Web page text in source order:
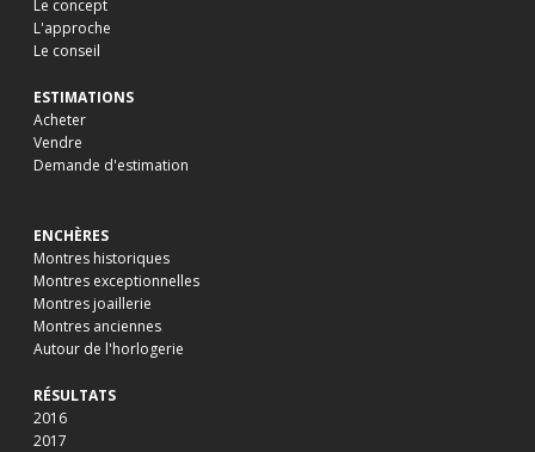
Le concept
L'approche
Le conseil
ESTIMATIONS
Acheter
Vendre
Demande d'estimation
ENCHÈRES
Montres historiques
Montres exceptionnelles
Montres joaillerie
Montres anciennes
Autour de l'horlogerie
RÉSULTATS
2016
2017